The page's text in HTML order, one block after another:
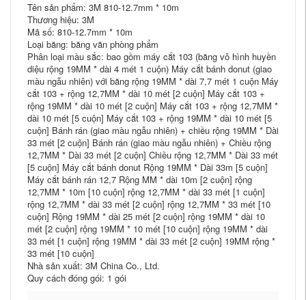
Tên sản phẩm: 3M 810-12.7mm * 10m
Thương hiệu: 3M
Mã số: 810-12.7mm * 10m
Loại băng: băng văn phòng phẩm
Phân loại màu sắc: bao gồm máy cắt 103 (băng vô hình huyền
diệu rộng 19MM * dài 4 mét 1 cuộn) Máy cắt bánh donut (giao
màu ngẫu nhiên) với băng rộng 19MM * dài 7,7 mét 1 cuộn Máy
cắt 103 + rộng 12,7MM * dài 10 mét [2 cuộn] Máy cắt 103 +
rộng 19MM * dài 10 mét [2 cuộn] Máy cắt 103 + rộng 12,7MM *
dài 10 mét [5 cuộn] Máy cắt 103 + rộng 19MM * dài 10 mét [5
cuộn] Bánh rán (giao màu ngẫu nhiên) + chiều rộng 19MM * Dài
33 mét [2 cuộn] Bánh rán (giao màu ngẫu nhiên) + Chiều rộng
12,7MM * Dài 33 mét [2 cuộn] Chiều rộng 12,7MM * Dài 33 mét
[5 cuộn] Máy cắt bánh donut Rộng 19MM * Dài 33m [5 cuộn]
Máy cắt bánh rán 12,7 Rộng MM * dài 10m [2 cuộn] rộng
12,7MM * 10m [10 cuộn] rộng 12,7MM * dài 33 mét [1 cuộn]
rộng 12,7MM * dài 33 mét [2 cuộn] rộng 12,7MM * 33 mét [10
cuộn] Rộng 19MM * dài 25 mét [2 cuộn] rộng 19MM * dài 10
mét [2 cuộn] rộng 19MM * 10 mét [10 cuộn] rộng 19MM * dài
33 mét [1 cuộn] rộng 19MM * dài 33 mét [2 cuộn] 19MM rộng *
33 mét [10 cuộn]
Nhà sản xuất: 3M China Co., Ltd.
Quy cách đóng gói: 1 gói